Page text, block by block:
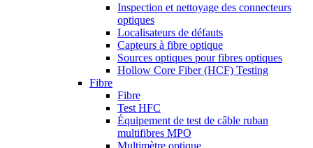
Inspection et nettoyage des connecteurs
optiques
Localisateurs de défauts
Capteurs à fibre optique
Sources optiques pour fibres optiques
Hollow Core Fiber (HCF) Testing
Fibre
Fibre
Test HFC
Équipement de test de câble ruban
multifibres MPO